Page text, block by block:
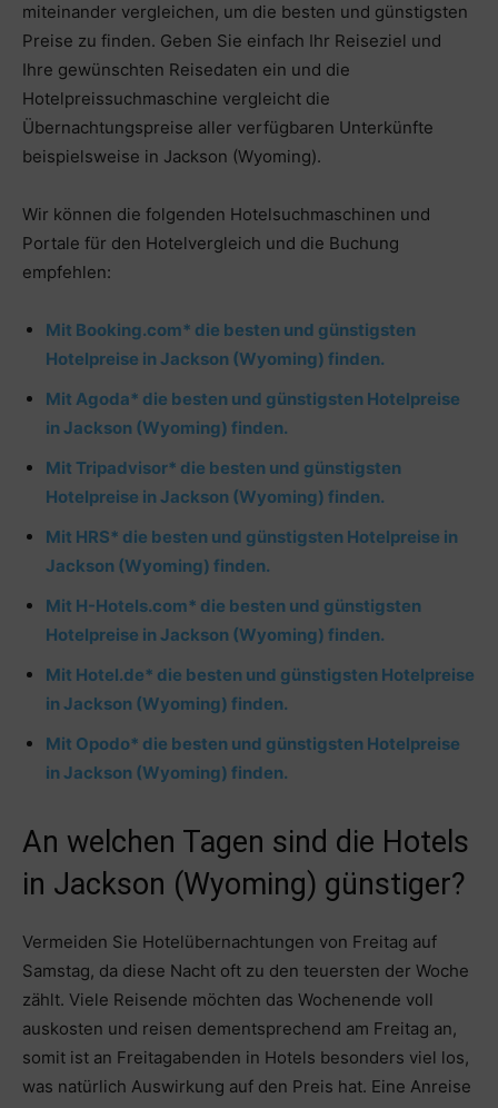
miteinander vergleichen, um die besten und günstigsten
Preise zu finden. Geben Sie einfach Ihr Reiseziel und
Ihre gewünschten Reisedaten ein und die
Hotelpreissuchmaschine vergleicht die
Übernachtungspreise aller verfügbaren Unterkünfte
beispielsweise in Jackson (Wyoming).
Wir können die folgenden Hotelsuchmaschinen und
Portale für den Hotelvergleich und die Buchung
empfehlen:
Mit Booking.com* die besten und günstigsten
Hotelpreise in Jackson (Wyoming) finden.
Mit Agoda* die besten und günstigsten Hotelpreise
in Jackson (Wyoming) finden.
Mit Tripadvisor* die besten und günstigsten
Hotelpreise in Jackson (Wyoming) finden.
Mit HRS* die besten und günstigsten Hotelpreise in
Jackson (Wyoming) finden.
Mit H-Hotels.com* die besten und günstigsten
Hotelpreise in Jackson (Wyoming) finden.
Mit Hotel.de* die besten und günstigsten Hotelpreise
in Jackson (Wyoming) finden.
Mit Opodo* die besten und günstigsten Hotelpreise
in Jackson (Wyoming) finden.
An welchen Tagen sind die Hotels
in Jackson (Wyoming) günstiger?
Vermeiden Sie Hotelübernachtungen von Freitag auf
Samstag, da diese Nacht oft zu den teuersten der Woche
zählt. Viele Reisende möchten das Wochenende voll
auskosten und reisen dementsprechend am Freitag an,
somit ist an Freitagabenden in Hotels besonders viel los,
was natürlich Auswirkung auf den Preis hat. Eine Anreise